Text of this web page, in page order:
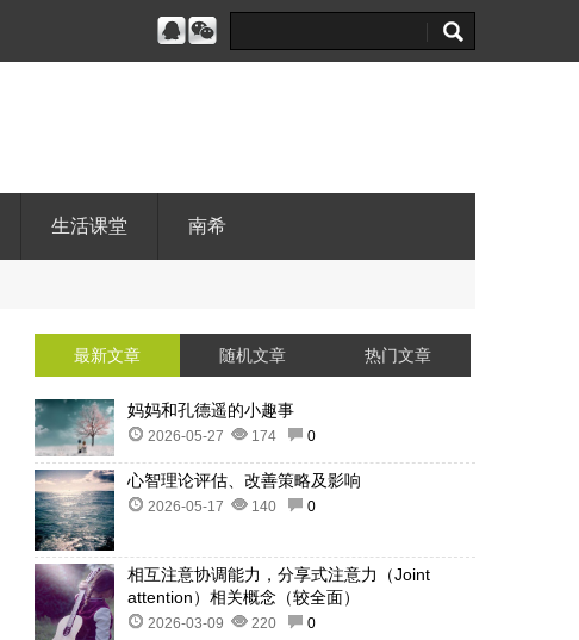
生活课堂 南希
最新文章 随机文章 热门文章
妈妈和孔德遥的小趣事
2026-05-27 174 0
心智理论评估、改善策略及影响
2026-05-17 140 0
相互注意协调能力，分享式注意力（Joint
attention）相关概念（较全面）
2026-03-09 220 0